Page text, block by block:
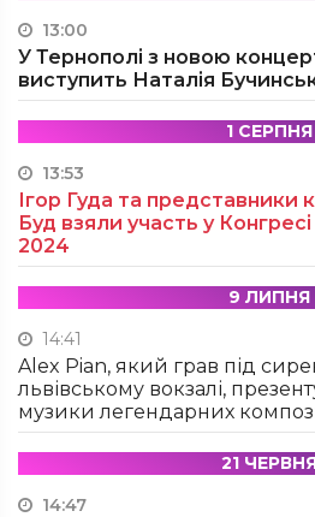
13:00
У Тернополі з новою
виступить Наталія
1 СЕРПНЯ
13:53
Ігор Гуда та представники
Буд взяли участь у
2024
9 ЛИПНЯ
14:41
Alex Pian, який грав під
львівському вокзалі,
музики легендарних
21
14:47